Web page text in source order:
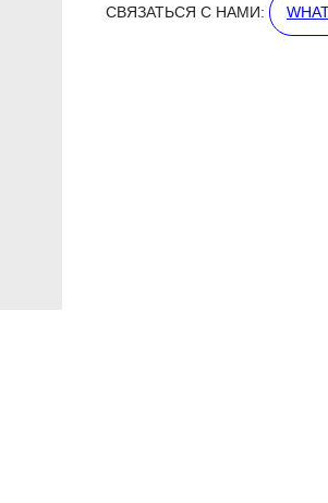
СВЯЗАТЬСЯ С НАМИ: